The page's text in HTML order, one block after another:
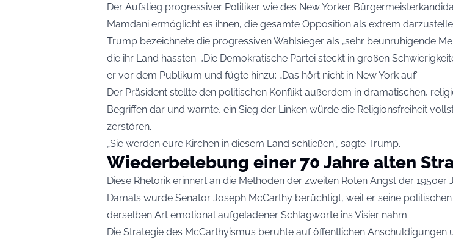
Der Aufstieg progressiver Politiker wie des New Yorker
Mamdani ermöglicht es ihnen, die gesamte Opposition als extrem
Trump bezeichnete die progressiven Wahlsieger als „sehr beunruhigende
die ihr Land hassten. „Die Demokratische Partei steckt in großen
er vor dem Publikum und fügte hinzu: „Das hört nicht in New York auf.“
Der Präsident stellte den politischen Konflikt außerdem in dramatischen,
Begriffen dar und warnte, ein Sieg der Linken würde die Religionsfreiheit
zerstören.
„Sie werden eure Kirchen in diesem Land schließen“, sagte Trump.
Wiederbelebung einer 70 Jahre alten
Diese Rhetorik erinnert an die Methoden der zweiten Roten Angst der 1950er
Damals wurde Senator Joseph McCarthy berüchtigt, weil er seine
derselben Art emotional aufgeladener Schlagworte ins Visier nahm.
Die Strategie des McCarthyismus beruhte auf öffentlichen Anschuldigungen